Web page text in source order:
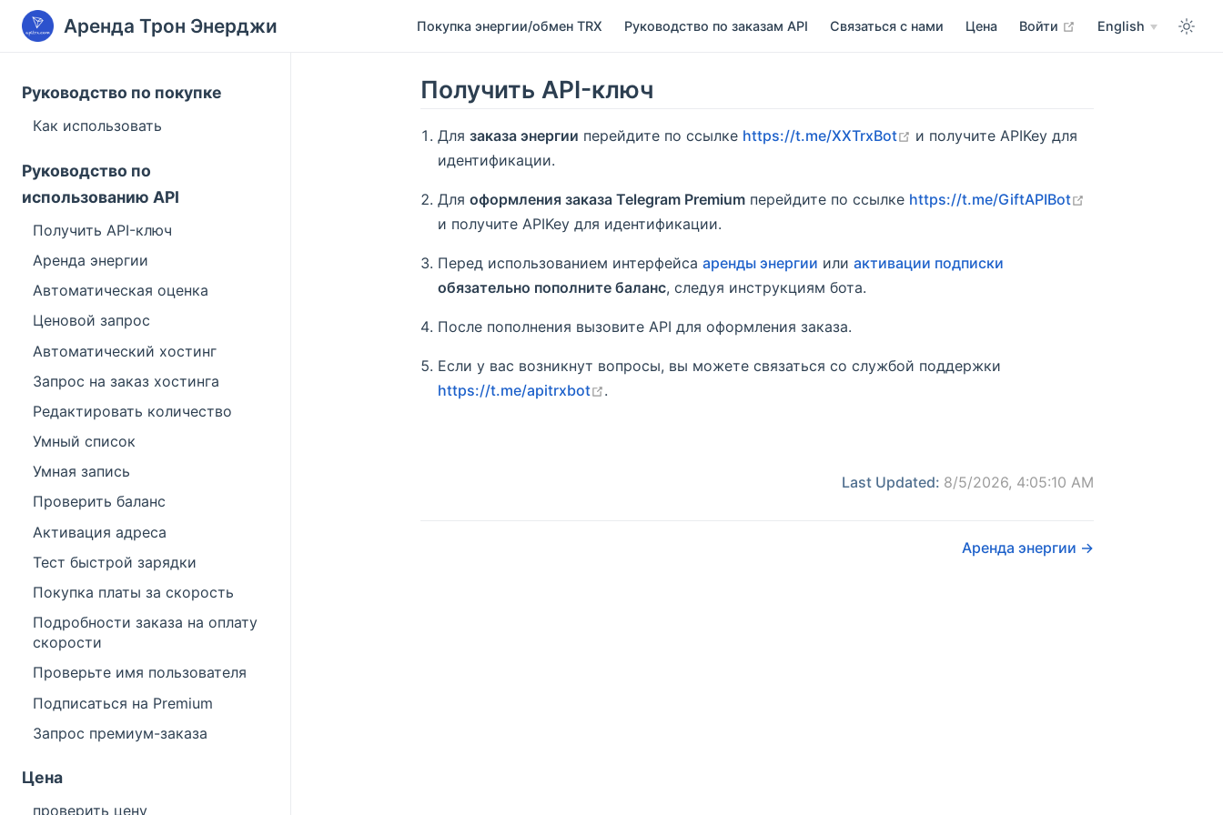
Аренда Трон Энерджи Покупка энергии/обмен TRX Руководство по заказам API Связаться с нами Цена Войти open in new window
English
Руководство по покупке
Как использовать
Руководство по
использованию API
Получить API-ключ
Аренда энергии
Автоматическая оценка
Ценовой запрос
Автоматический хостинг
Запрос на заказ хостинга
Редактировать количество
Умный список
Умная запись
Проверить баланс
Активация адреса
Тест быстрой зарядки
Покупка платы за скорость
Подробности заказа на оплату
скорости
Проверьте имя пользователя
Подписаться на Premium
Запрос премиум-заказа
Цена
проверить цену
Получить API-ключ
Длязаказа энергии перейдите по ссылке https://t.me/XXTrxBot open in new window
и получите APIKey для
идентификации.
Дляоформления заказа Telegram Premium перейдите по ссылке https://t.me/GiftAPIBot
и получите APIKey для идентификации.
Перед использованием интерфейсааренды энергии илиактивации подписки
обязательно пополните баланс, следуя инструкциям бота.
После пополнения вызовите API для оформления заказа.
Если у вас возникнут вопросы, вы можете связаться со службой поддержки
https://t.me/apitrxbot
open in new window
.
Last Updated: 8/5/2026, 4:05:10 AM
Аренда энергии